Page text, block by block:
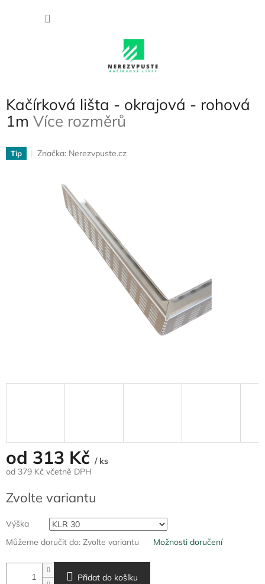
Kačírková lišta - okrajová - rohová
1m Více rozměrů
Tip Značka: Nerezvpuste.cz
od 313 Kč / ks
od 379 Kč včetně DPH
cena:
Zvolte variantu
Výška
Můžeme doručit do: Zvolte variantu Možnosti doručení
Přidat do košíku